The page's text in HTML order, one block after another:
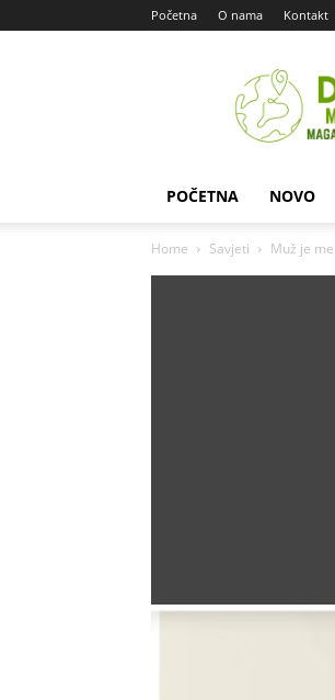
Početna O nama Kontakt
POČETNA NOVO
Home Savjeti Muž je